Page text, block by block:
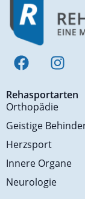
Rehasportarten
Orthopädie
Geistige
Herzsport
Innere Organe
Neurologie